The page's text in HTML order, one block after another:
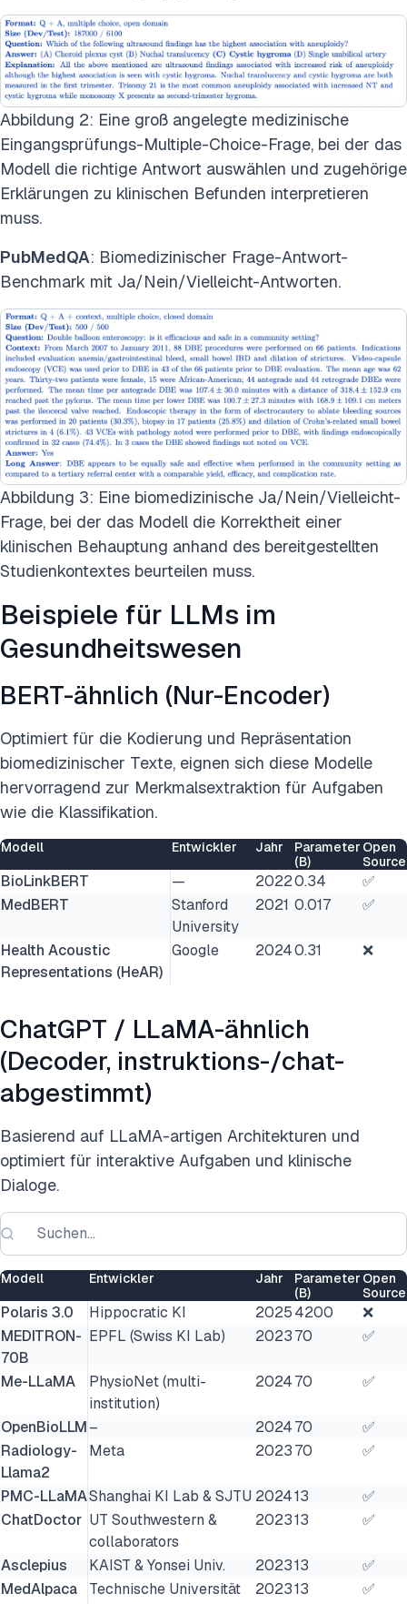
Abbildung 2: Eine groß angelegte medizinische
Eingangsprüfungs-Multiple-Choice-Frage, bei der das
Modell die richtige Antwort auswählen und zugehörige
Erklärungen zu klinischen Befunden interpretieren
muss.
PubMedQA: Biomedizinischer Frage-Antwort-
Benchmark mit Ja/Nein/Vielleicht-Antworten.
Abbildung 3: Eine biomedizinische Ja/Nein/Vielleicht-
Frage, bei der das Modell die Korrektheit einer
klinischen Behauptung anhand des bereitgestellten
Studienkontextes beurteilen muss.
Beispiele für LLMs im
Gesundheitswesen
BERT-ähnlich (Nur-Encoder)
Optimiert für die Kodierung und Repräsentation
biomedizinischer Texte, eignen sich diese Modelle
hervorragend zur Merkmalsextraktion für Aufgaben
wie die Klassifikation.
Modell Entwickler Jahr
Parameter
(B)
Open
Source
BioLinkBERT — 20220.34
✅
MedBERT
Stanford
University
2021 0.017 ✅
Health Acoustic
Representations (HeAR)
Google 20240.31 ❌
ChatGPT / LLaMA-ähnlich
(Decoder, instruktions-/chat-
abgestimmt)
Basierend auf LLaMA-artigen Architekturen und
optimiert für interaktive Aufgaben und klinische
Dialoge.
Modell Entwickler Jahr
Parameter
(B)
Open
Source
Polaris 3.0 Hippocratic KI 20254200
❌
MEDITRON-
70B
EPFL (Swiss KI Lab) 202370 ✅
Me-LLaMA
PhysioNet (multi-
institution)
202470 ✅
OpenBioLLM– 202470
✅
Radiology-
Llama2
Meta 202370 ✅
PMC-LLaMAShanghai KI Lab & SJTU 202413
✅
ChatDoctor UT Southwestern &
collaborators
202313 ✅
Asclepius KAIST & Yonsei Univ. 202313
✅
MedAlpaca
Technische Universität
202313 ✅